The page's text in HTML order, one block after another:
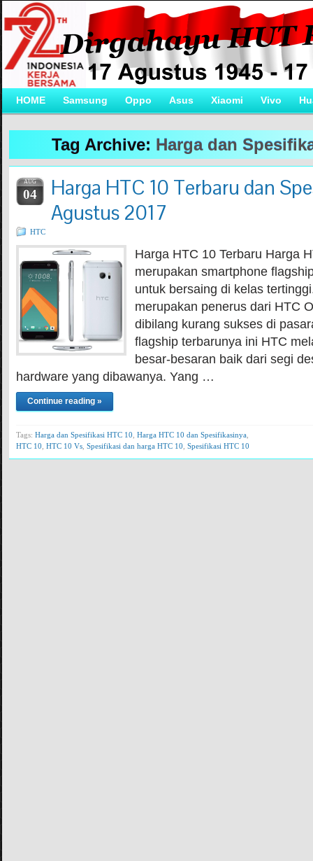
HOME Samsung Oppo Asus Xiaomi Vivo
Tag Archive: Harga dan
AUG
04
Harga HTC 10 Terbaru dan
Agustus 2017
HTC
Harga HTC 10 Terbaru Harga
merupakan smartphone
untuk bersaing di kelas
merupakan penerus dari HTC
dibilang kurang sukses di
flagship terbarunya ini HTC
besar-besaran baik dari segi
hardware yang dibawanya. Yang …
Continue reading »
Tags: Harga dan Spesifikasi HTC 10 Harga HTC 10 dan Spesifikasinya,
HTC 10 HTC 10 Vs, Spesifikasi dan harga HTC 10 Spesifikasi HTC 10